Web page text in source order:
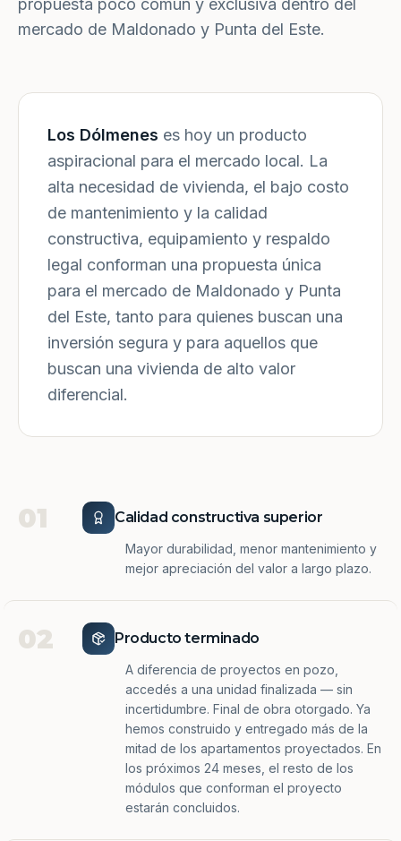
propuesta poco común y exclusiva dentro del
mercado de Maldonado y Punta del Este.
Los Dólmenes es hoy un producto
aspiracional para el mercado local. La
alta necesidad de vivienda, el bajo costo
de mantenimiento y la calidad
constructiva, equipamiento y respaldo
legal conforman una propuesta única
para el mercado de Maldonado y Punta
del Este, tanto para quienes buscan una
inversión segura y para aquellos que
buscan una vivienda de alto valor
diferencial.
01 Calidad constructiva superior
Mayor durabilidad, menor mantenimiento y
mejor apreciación del valor a largo plazo.
02 Producto terminado
A diferencia de proyectos en pozo,
accedés a una unidad finalizada — sin
incertidumbre. Final de obra otorgado. Ya
hemos construido y entregado más de la
mitad de los apartamentos proyectados. En
los próximos 24 meses, el resto de los
módulos que conforman el proyecto
estarán concluidos.